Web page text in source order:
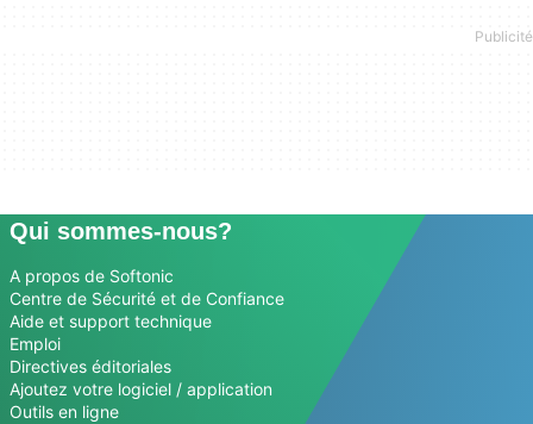
Qui sommes-nous?
A propos de Softonic
Centre de Sécurité et de Confiance
Aide et support technique
Emploi
Directives éditoriales
Ajoutez votre logiciel / application
Outils en ligne